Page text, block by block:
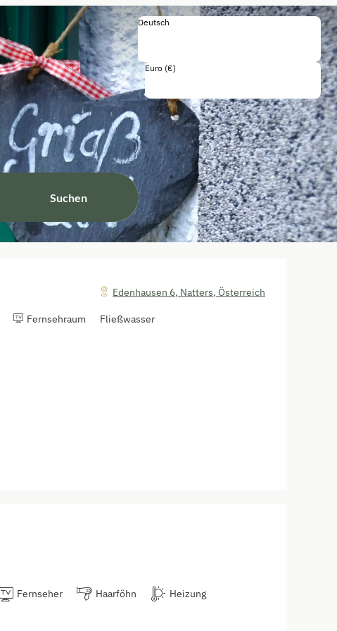
Suchen
Deutsch
Euro (€)
Edenhausen 6, Natters, Österreich
Fernsehraum Fließwasser
Fernseher Haarföhn Heizung